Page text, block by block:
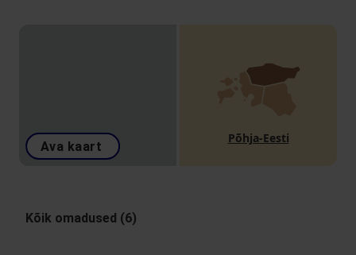
Ava kaart
Põhja-Eesti
Kõik omadused (6)